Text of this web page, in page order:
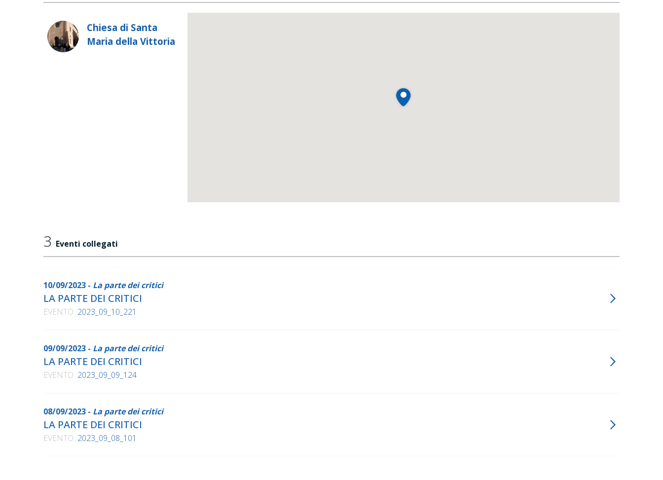
Chiesa di Santa
Maria della Vittoria
3 Eventi collegati
10/09/2023 - La parte dei critici
LA PARTE DEI CRITICI
EVENTO 2023_09_10_221
09/09/2023 - La parte dei critici
LA PARTE DEI CRITICI
EVENTO 2023_09_09_124
08/09/2023 - La parte dei critici
LA PARTE DEI CRITICI
EVENTO 2023_09_08_101